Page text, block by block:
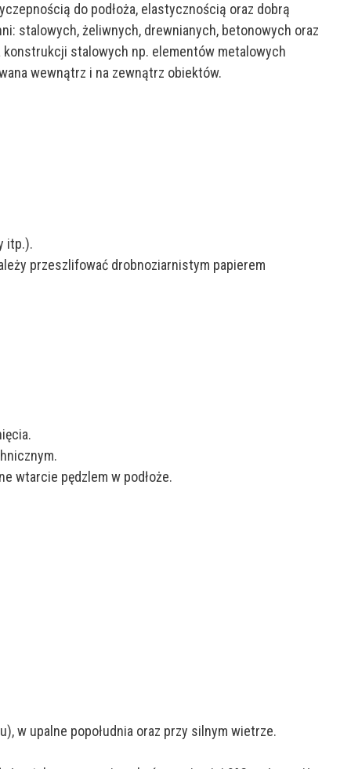
do podłoża, elastycznością oraz dobrą
stalowych, żeliwnych, drewnianych, betonowych oraz
konstrukcji stalowych np. elementów metalowych
wewnątrz i na zewnątrz obiektów.
itp.).
przeszlifować drobnoziarnistym papierem
wtarcie pędzlem w podłoże.
w upalne popołudnia oraz przy silnym wietrze.